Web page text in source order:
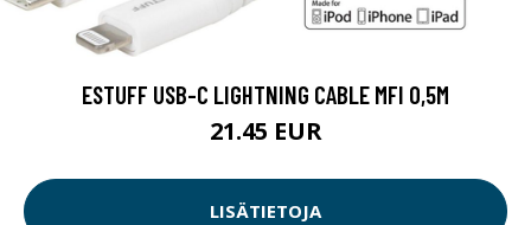
ESTUFF USB-C LIGHTNING CABLE MFI 0,5M
21.45 EUR
LISÄTIETOJA